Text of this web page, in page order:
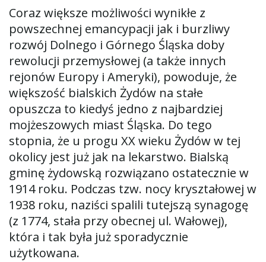
Coraz większe możliwości wynikłe z
powszechnej emancypacji jak i burzliwy
rozwój Dolnego i Górnego Śląska doby
rewolucji przemysłowej (a także innych
rejonów Europy i Ameryki), powoduje, że
większość bialskich Żydów na stałe
opuszcza to kiedyś jedno z najbardziej
mojżeszowych miast Śląska. Do tego
stopnia, że u progu XX wieku Żydów w tej
okolicy jest już jak na lekarstwo. Bialską
gminę żydowską rozwiązano ostatecznie w
1914 roku. Podczas tzw. nocy kryształowej w
1938 roku, naziści spalili tutejszą synagogę
(z 1774, stała przy obecnej ul. Wałowej),
która i tak była już sporadycznie
użytkowana.